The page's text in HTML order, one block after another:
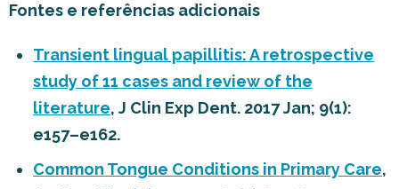
Fontes e referências adicionais
Transient lingual papillitis: A retrospective
study of 11 cases and review of the
literature, J Clin Exp Dent. 2017 Jan; 9(1):
e157–e162.
Common Tongue Conditions in Primary Care,